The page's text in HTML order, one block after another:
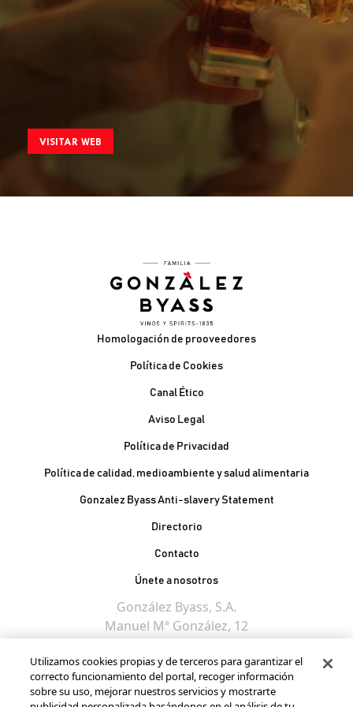
VISITAR WEB
Pie de páginaHomologación de prooveedores
Política de Cookies
Canal Ético
Aviso Legal
Política de Privacidad
Política de calidad, medioambiente y salud alimentaria
Gonzalez Byass Anti-slavery Statement
Contacto Pie de página
Directorio
Contacto
Únete a nosotros
González Byass, S.A.
Manuel Mª González, 12
11402 Jerez de la
Frontera - Spain
Utilizamos cookies propias y de terceros para garantizar el
correcto funcionamiento del portal, recoger información
sobre su uso, mejorar nuestros servicios y mostrarte